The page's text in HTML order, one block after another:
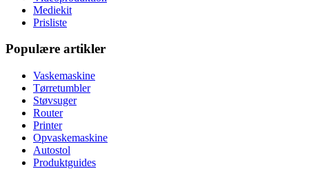
Mediekit
Prisliste
Populære artikler
Vaskemaskine
Tørretumbler
Støvsuger
Router
Printer
Opvaskemaskine
Autostol
Produktguides